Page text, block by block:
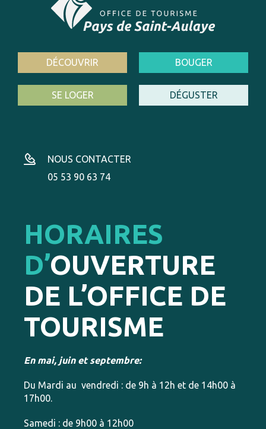
DÉCOUVRIR BOUGER
SE LOGER DÉGUSTER
NOUS CONTACTER
05 53 90 63 74
HORAIRES
D’OUVERTURE
DE L’OFFICE DE
TOURISME
En mai, juin et septembre:
Du Mardi au vendredi : de 9h à 12h et de 14h00 à
17h00.
Samedi : de 9h00 à 12h00